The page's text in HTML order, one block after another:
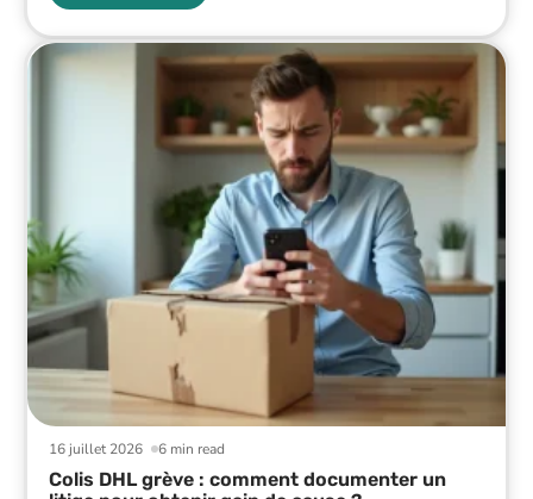
6 min read
16 juillet 2026
Colis DHL grève : comment documenter un